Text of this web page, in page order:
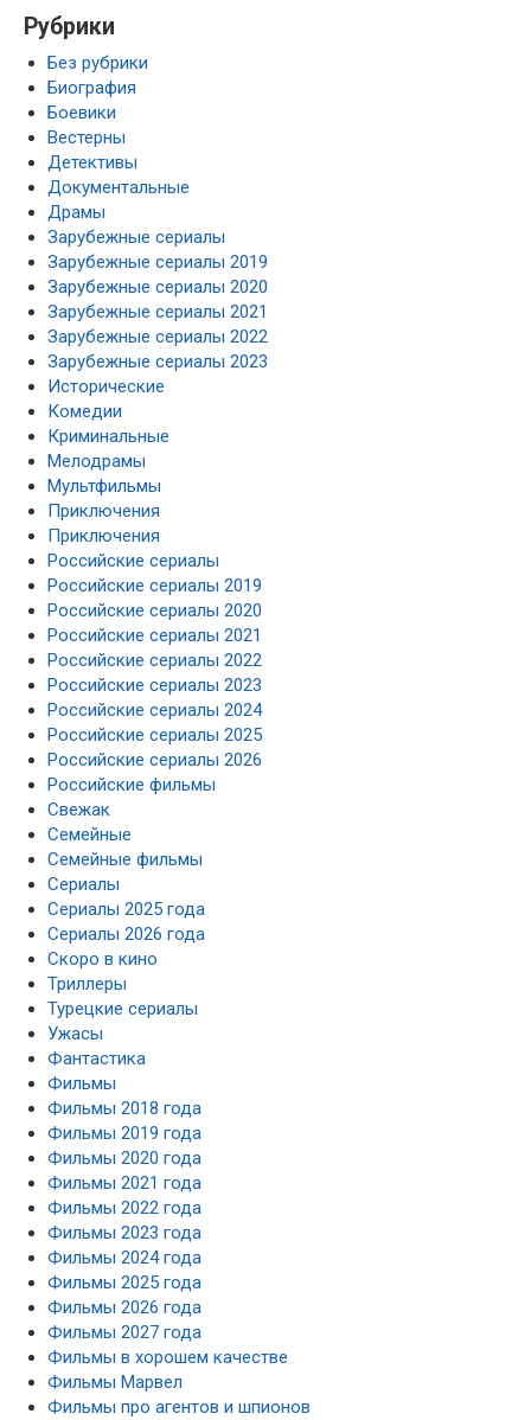
Рубрики
Без рубрики
Биография
Боевики
Вестерны
Детективы
Документальные
Драмы
Зарубежные сериалы
Зарубежные сериалы 2019
Зарубежные сериалы 2020
Зарубежные сериалы 2021
Зарубежные сериалы 2022
Зарубежные сериалы 2023
Исторические
Комедии
Криминальные
Мелодрамы
Мультфильмы
Приключения
Приключения
Российские сериалы
Российские сериалы 2019
Российские сериалы 2020
Российские сериалы 2021
Российские сериалы 2022
Российские сериалы 2023
Российские сериалы 2024
Российские сериалы 2025
Российские сериалы 2026
Российские фильмы
Свежак
Семейные
Семейные фильмы
Сериалы
Сериалы 2025 года
Сериалы 2026 года
Скоро в кино
Триллеры
Турецкие сериалы
Ужасы
Фантастика
Фильмы
Фильмы 2018 года
Фильмы 2019 года
Фильмы 2020 года
Фильмы 2021 года
Фильмы 2022 года
Фильмы 2023 года
Фильмы 2024 года
Фильмы 2025 года
Фильмы 2026 года
Фильмы 2027 года
Фильмы в хорошем качестве
Фильмы Марвел
Фильмы про агентов и шпионов